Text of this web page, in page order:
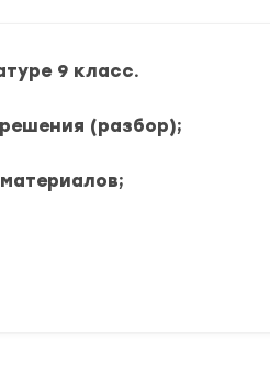
9 класс.
(разбор);